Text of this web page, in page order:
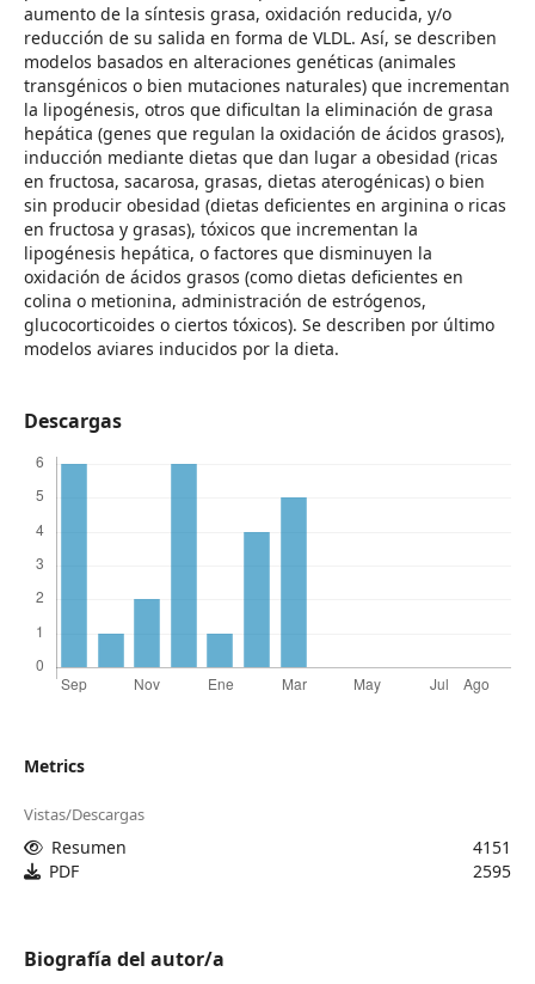
aumento de la síntesis grasa, oxidación reducida, y/o
reducción de su salida en forma de VLDL. Así, se describen
modelos basados en alteraciones genéticas (animales
transgénicos o bien mutaciones naturales) que incrementan
la lipogénesis, otros que dificultan la eliminación de grasa
hepática (genes que regulan la oxidación de ácidos grasos),
inducción mediante dietas que dan lugar a obesidad (ricas
en fructosa, sacarosa, grasas, dietas aterogénicas) o bien
sin producir obesidad (dietas deficientes en arginina o ricas
en fructosa y grasas), tóxicos que incrementan la
lipogénesis hepática, o factores que disminuyen la
oxidación de ácidos grasos (como dietas deficientes en
colina o metionina, administración de estrógenos,
glucocorticoides o ciertos tóxicos). Se describen por último
modelos aviares inducidos por la dieta.
Descargas
Metrics
Vistas/Descargas
Resumen
4151
PDF
2595
Biografía del autor/a